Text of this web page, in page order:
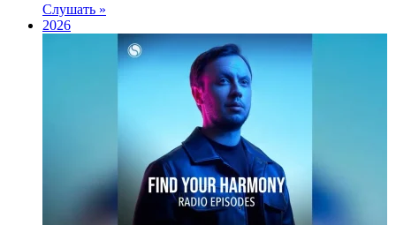
Слушать »
2026